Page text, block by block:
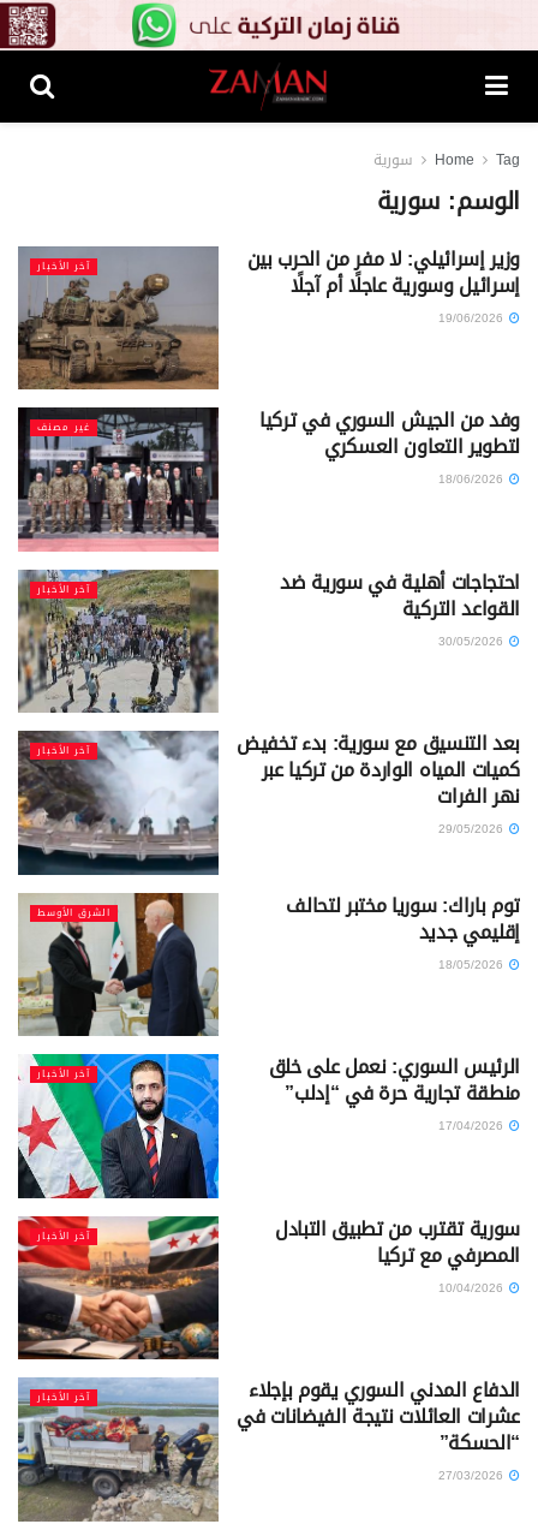
Home Tag سورية
الوسم: سورية
آخر الأخبار وزير إسرائيلي: لا مفر من الحرب بين
إسرائيل وسورية عاجلًا أم آجلًا
غير مصنف وفد من الجيش السوري في تركيا
لتطوير التعاون العسكري
آخر الأخبار احتجاجات أهلية في سورية ضد
القواعد التركية
آخر الأخبار بعد التنسيق مع سورية: بدء تخفيض
كميات المياه الواردة من تركيا عبر
نهر الفرات
الشرق الأوسط توم باراك: سوريا مختبر لتحالف
إقليمي جديد
آخر الأخبار الرئيس السوري: نعمل على خلق
منطقة تجارية حرة في “إدلب”
آخر الأخبار سورية تقترب من تطبيق التبادل
المصرفي مع تركيا
آخر الأخبار الدفاع المدني السوري يقوم بإجلاء
عشرات العائلات نتيجة الفيضانات في
“الحسكة”